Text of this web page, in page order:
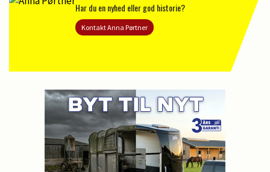
Har du en nyhed eller god historie?
Kontakt Anna Pørtner